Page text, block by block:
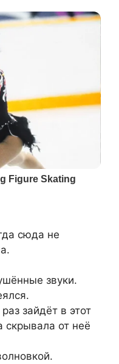
сюда не
звуки.
зайдёт в этот
скрывала от неё